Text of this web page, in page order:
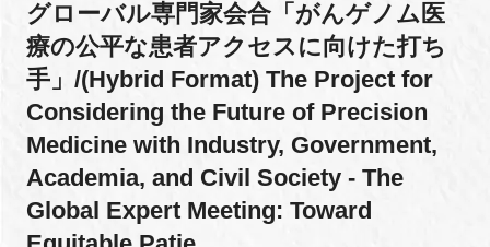
お問い合わせ
マイページ
新規登録
イベント
グローバル専門家会合「がんゲノム医
療の公平な患者アクセスに向けた打ち
手」/(Hybrid Format) The Project for
Considering the Future of Precision
Medicine with Industry, Government,
Academia, and Civil Society - The
Global Expert Meeting: Toward